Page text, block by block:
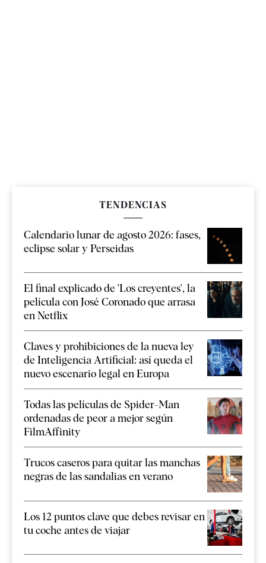
TENDENCIAS
Calendario lunar de agosto 2026: fases,
eclipse solar y Perseidas
El final explicado de 'Los creyentes', la
película con José Coronado que arrasa
en Netflix
Claves y prohibiciones de la nueva ley
de Inteligencia Artificial: así queda el
nuevo escenario legal en Europa
Todas las películas de Spider-Man
ordenadas de peor a mejor según
FilmAffinity
Trucos caseros para quitar las manchas
negras de las sandalias en verano
Los 12 puntos clave que debes revisar en
tu coche antes de viajar